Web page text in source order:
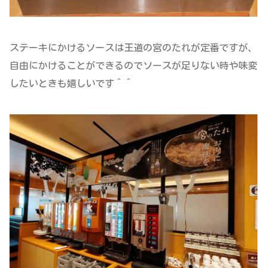
ステーキにかけるソースは王道の宮のたれが定番ですが、
自由にかけることができるのでソースが足りない時や味変
したいときも嬉しいです＾＾